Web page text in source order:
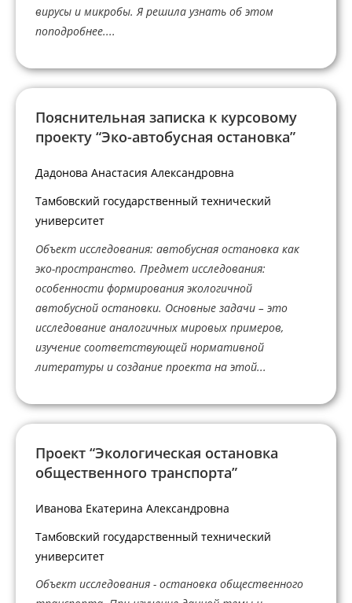
вирусы и микробы. Я решила узнать об этом
поподробнее....
Пояснительная записка к курсовому
проекту “Эко-автобусная остановка”
Дадонова Анастасия Александровна
Тамбовский государственный технический
университет
Объект исследования: автобусная остановка как
эко-пространство. Предмет исследования:
особенности формирования экологичной
автобусной остановки. Основные задачи – это
исследование аналогичных мировых примеров,
изучение соответствующей нормативной
литературы и создание проекта на этой...
Проект “Экологическая остановка
общественного транспорта”
Иванова Екатерина Александровна
Тамбовский государственный технический
университет
Объект исследования - остановка общественного